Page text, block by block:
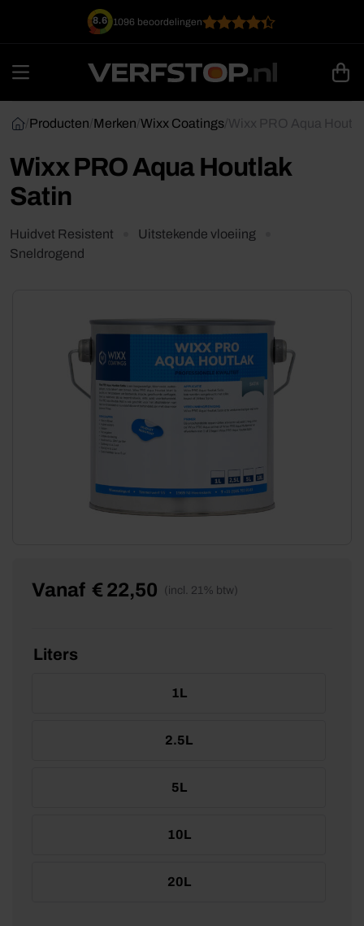
8.6 1096 beoordelingen
Producten Merken Wixx Coatings Wixx PRO Aqua
Wixx PRO Aqua Houtlak
Satin
Huidvet Resistent
Uitstekende vloeiing
Sneldrogend
Vanaf € 22,50 (incl. 21% btw)
Liters
1L
2.5L
5L
10L
20L